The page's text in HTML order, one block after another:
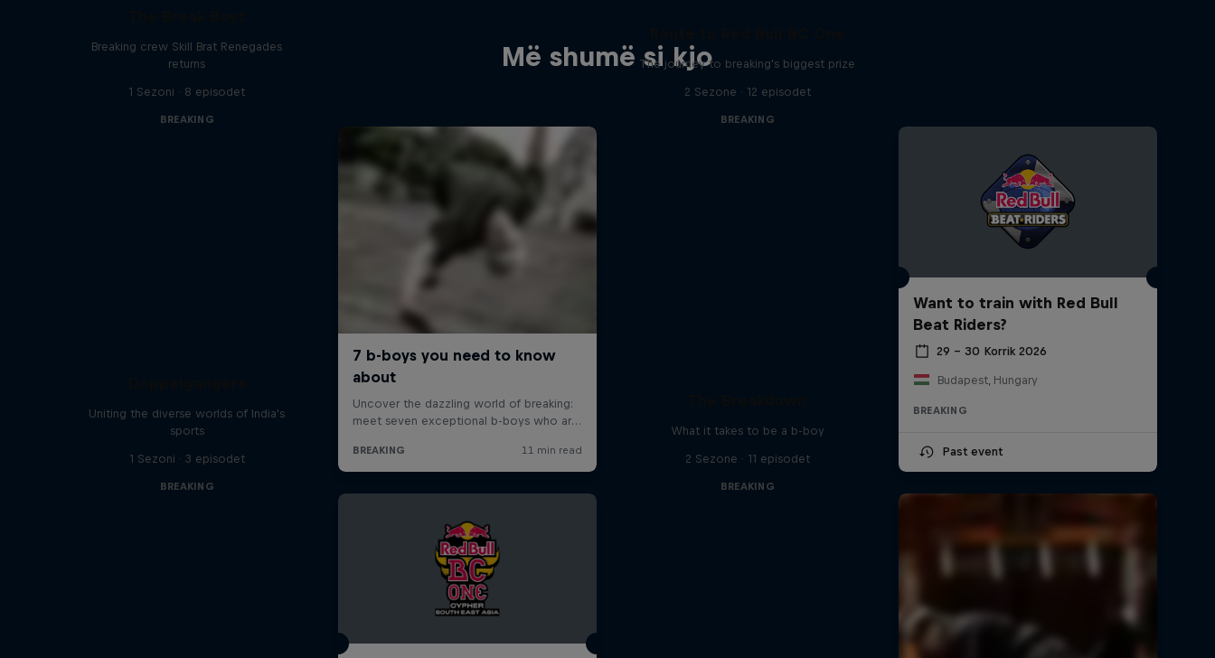
Më shumë si kjo
Breaking crew Skill Brat Renegades
returns
1 Sezoni · 8 episodet
BREAKING
The journey to breaking's biggest prize
2 Sezone · 12 episodet
BREAKING
Want to train with Red Bull
Beat Riders?
29 – 30 Korrik 2026
Budapest, Hungary
BREAKING
Past event
Uniting the diverse worlds of India's
sports
1 Sezoni · 3 episodet
BREAKING
What it takes to be a b-boy
2 Sezone · 11 episodet
BREAKING